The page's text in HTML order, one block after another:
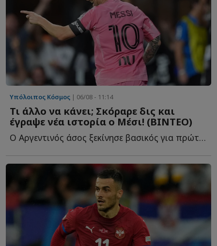
Υπόλοιπος Κόσμος | 06/08 - 11:14
Τι άλλο να κάνει; Σκόραρε δις και
έγραψε νέα ιστορία ο Μέσι! (ΒΙΝΤΕΟ)
Ο Αργεντινός άσος ξεκίνησε βασικός για πρώτη φορά μετά τ...